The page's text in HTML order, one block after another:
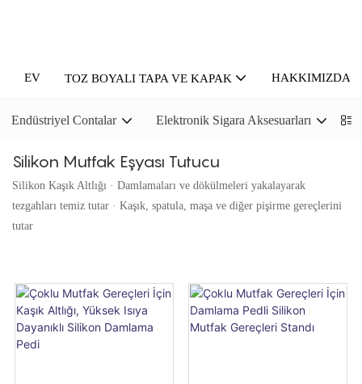
EV TOZ BOYALI TAPA VE KAPAK HAKKIMIZDA
Endüstriyel Contalar Elektronik Sigara Aksesuarları
Silikon Mutfak Eşyası Tutucu
Silikon Kaşık Altlığı · Damlamaları ve dökülmeleri yakalayarak
tezgahları temiz tutar · Kaşık, spatula, maşa ve diğer pişirme gereçlerini
tutar